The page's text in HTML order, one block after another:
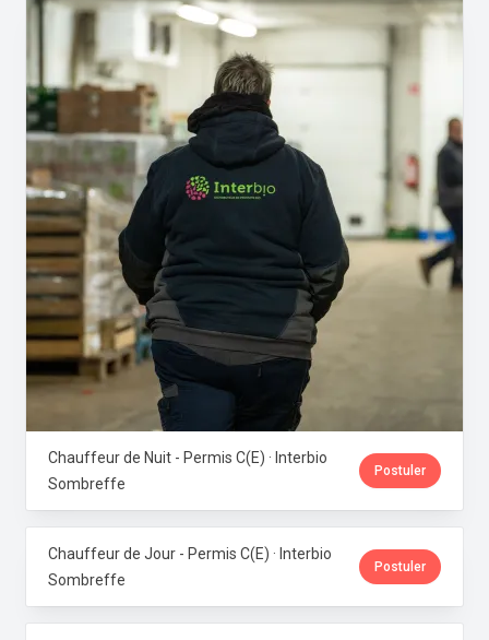
Chauffeur de Nuit - Permis C(E) · Interbio
Sombreffe
Postuler
Chauffeur de Jour - Permis C(E) · Interbio
Sombreffe
Postuler